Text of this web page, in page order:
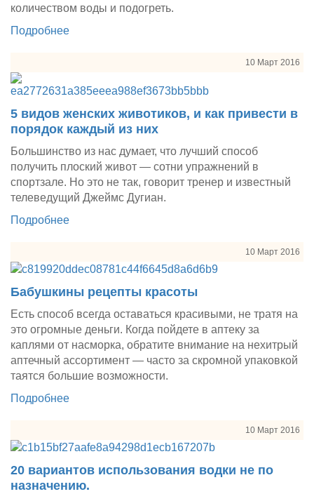
количеством воды и подогреть.
Подробнее
10 Март 2016
5 видов женских животиков, и как привести в
порядок каждый из них
Большинство из нас думает, что лучший способ
получить плоский живот — сотни упражнений в
спортзале. Но это не так, говорит тренер и известный
телеведущий Джеймс Дугиан.
Подробнее
10 Март 2016
Бабушкины рецепты красоты
Есть способ всегда оставаться красивыми, не тратя на
это огромные деньги. Когда пойдете в аптеку за
каплями от насморка, обратите внимание на нехитрый
аптечный ассортимент — часто за скромной упаковкой
таятся большие возможности.
Подробнее
10 Март 2016
20 вариантов использования водки не по
назначению.